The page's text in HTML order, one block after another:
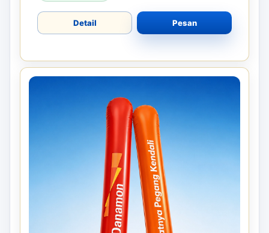
Detail Pesan